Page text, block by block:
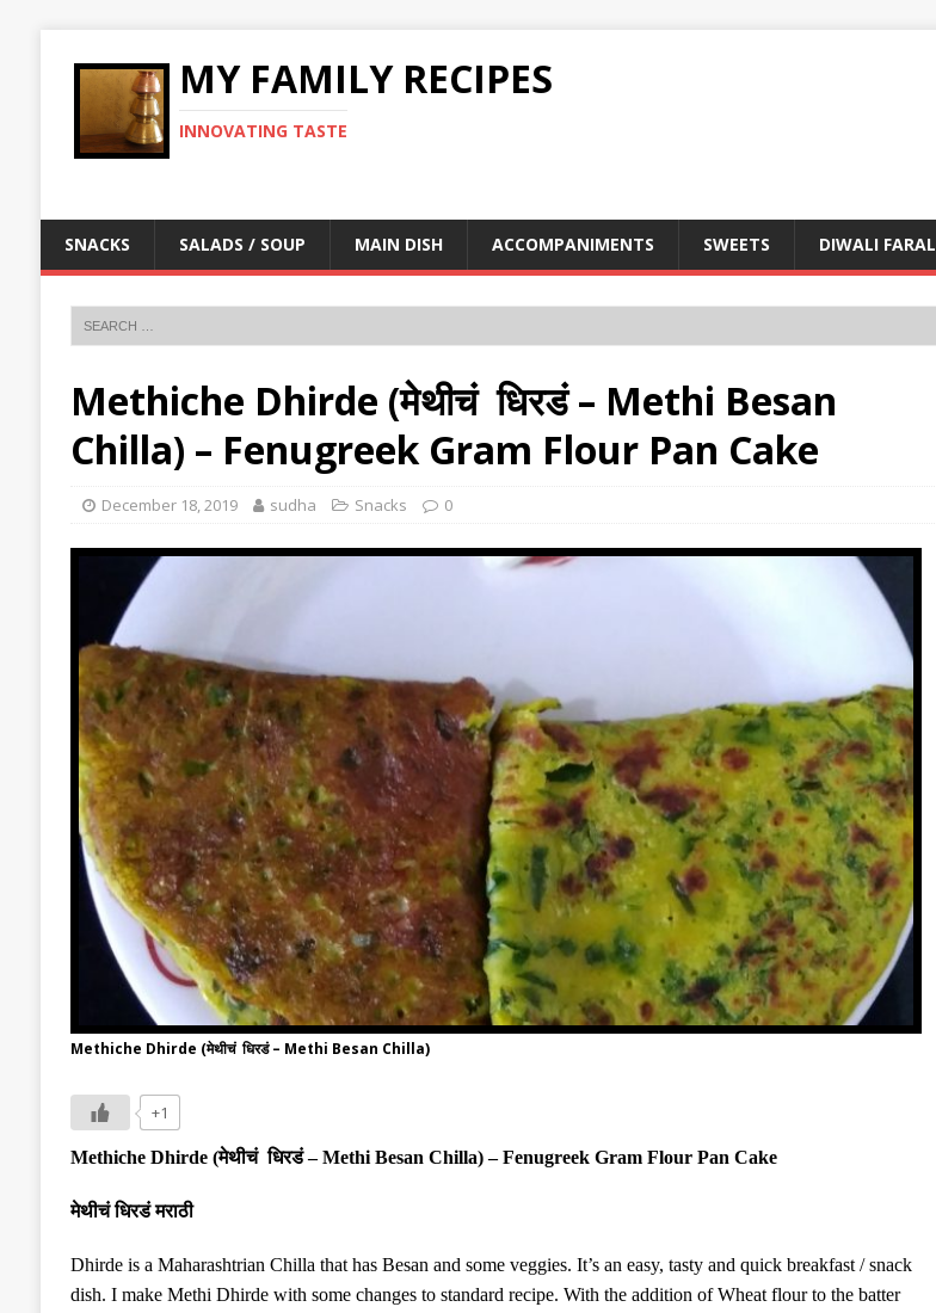
MY FAMILY RECIPES
INNOVATING TASTE
SNACKS SALADS / SOUP MAIN DISH ACCOMPANIMENTS SWEETS DIWALI FARAL
Methiche Dhirde (मेथीचं धिरडं – Methi Besan
Chilla) – Fenugreek Gram Flour Pan Cake
December 18, 2019 sudha Snacks 0
Methiche Dhirde (मेथीचं धिरडं – Methi Besan Chilla)
+1
Methiche Dhirde (मेथीचं धिरडं–Methi Besan Chilla) – Fenugreek Gram Flour Pan Cake
मेथीचं धिरडं मराठी
Dhirde is a Maharashtrian Chilla that has Besan and some veggies. It’s an easy, tasty and quick breakfast / snack
dish. I makeMethi Dhirde with some changes to standard recipe. With the addition of Wheat flour to the batter